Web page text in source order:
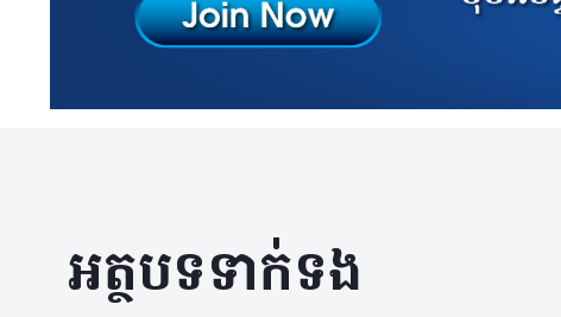
អត្ថបទទាក់ទង